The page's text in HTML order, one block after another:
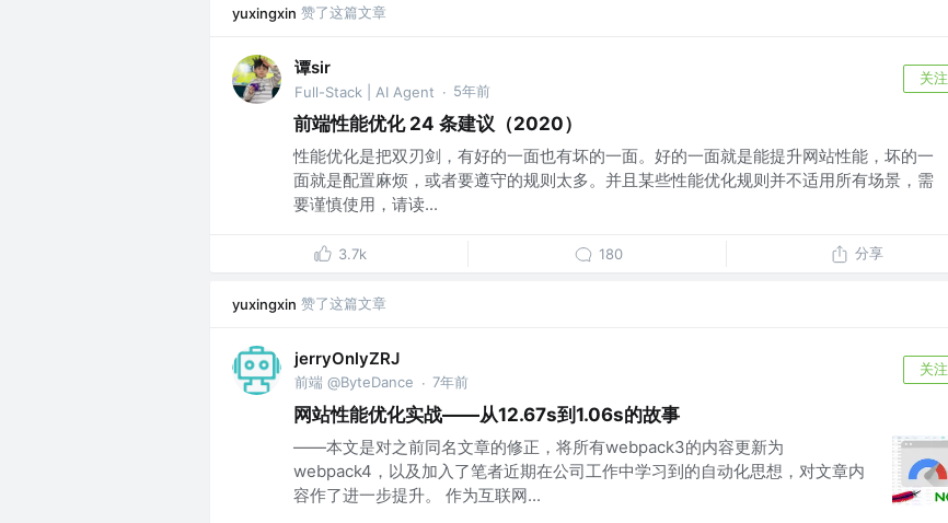
yuxingxin 赞了这篇文章
谭sir
Full-Stack | AI Agent · 5年前
关注
前端性能优化 24 条建议（2020）
性能优化是把双刃剑，有好的一面也有坏的一面。好的一面就是能提升网站性能，坏的一
面就是配置麻烦，或者要遵守的规则太多。并且某些性能优化规则并不适用所有场景，需
要谨慎使用，请读...
3.7k 180 分享
yuxingxin 赞了这篇文章
jerryOnlyZRJ
前端 @ByteDance · 7年前
关注
网站性能优化实战——从12.67s到1.06s的故事
——本文是对之前同名文章的修正，将所有webpack3的内容更新为
webpack4，以及加入了笔者近期在公司工作中学习到的自动化思想，对文章内
容作了进一步提升。 作为互联网...